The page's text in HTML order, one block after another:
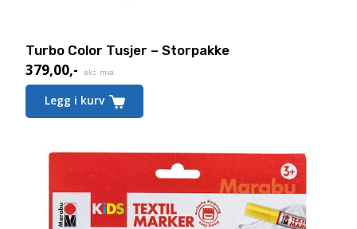
Turbo Color Tusjer – Storpakke
379,00,-
Nåværende
pris
eks. mva.
Legg i kurv